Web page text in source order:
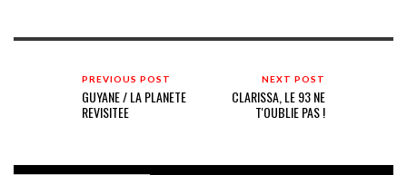
PREVIOUS POST
GUYANE / LA PLANETE
REVISITEE
NEXT POST
CLARISSA, LE 93 NE
T'OUBLIE PAS !